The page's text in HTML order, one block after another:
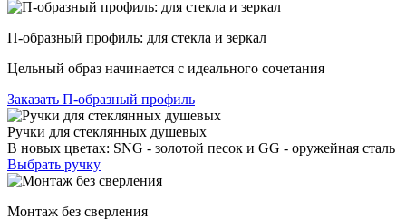
П-образный профиль: для стекла и зеркал
Цельный образ начинается с идеального сочетания
Заказать П-образный профиль
Ручки для стеклянных душевых
В новых цветах: SNG - золотой песок и GG - оружейная сталь
Выбрать ручку
Монтаж без сверления